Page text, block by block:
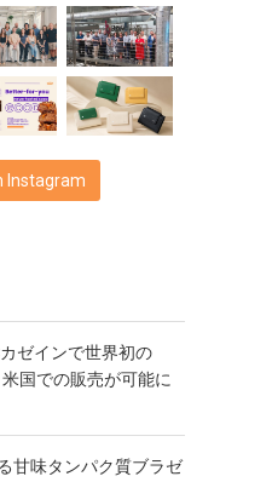
Instagram
ゼインで世界初の
国での販売が可能に
甘味タンパク質ブラゼ